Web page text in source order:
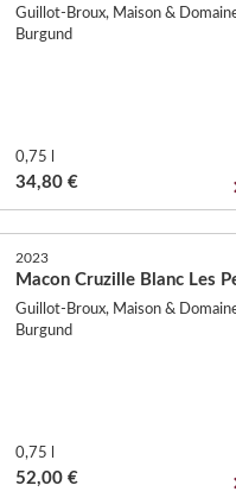
Guillot-Broux, Maison &
Burgund
0,75 l
34,80 €
2023
Macon Cruzille Blanc Les
Guillot-Broux, Maison &
Burgund
0,75 l
52,00 €